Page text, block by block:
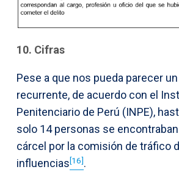
10. Cifras
Pese a que nos pueda parecer
recurrente, de acuerdo con el
Penitenciario de Perú (INPE),
solo 14 personas se
cárcel por la comisión de tráfico
influencias[16].